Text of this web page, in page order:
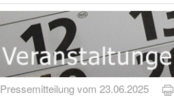
Pressemitteilung vom 23.06.2025